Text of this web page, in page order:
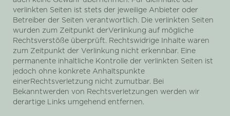
verlinkten Seiten ist stets der jeweilige Anbieter oder
Betreiber der Seiten verantwortlich. Die verlinkten Seiten
wurden zum Zeitpunkt derVerlinkung auf mögliche
Rechtsverstöße überprüft. Rechtswidrige Inhalte waren
zum Zeitpunkt der Verlinkung nicht erkennbar. Eine
permanente inhaltliche Kontrolle der verlinkten Seiten ist
jedoch ohne konkrete Anhaltspunkte
einerRechtsverletzung nicht zumutbar. Bei
Bekanntwerden von Rechtsverletzungen werden wir
derartige Links umgehend entfernen.